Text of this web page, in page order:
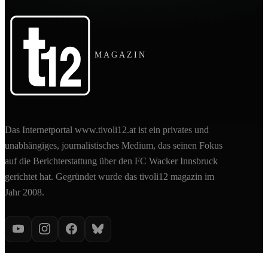
MAGAZIN
Das Internetportal www.tivoli12.at ist ein privates und
unabhängiges, journalistisches Medium, das seinen Fokus
auf die Berichterstattung über den FC Wacker Innsbruck
gerichtet hat. Gegründet wurde das tivoli12 magazin im
Jahr 2008.